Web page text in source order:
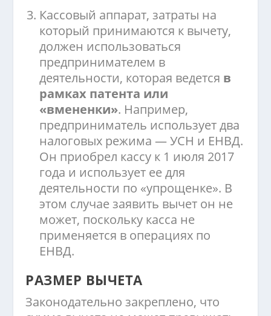
Кассовый аппарат, затраты на
который принимаются к вычету,
должен использоваться
предпринимателем в
деятельности, которая ведется в
рамках патента или
«вмененки». Например,
предприниматель использует два
налоговых режима — УСН и ЕНВД.
Он приобрел кассу к 1 июля 2017
года и использует ее для
деятельности по «упрощенке». В
этом случае заявить вычет он не
может, поскольку касса не
применяется в операциях по
ЕНВД.
РАЗМЕР ВЫЧЕТА
Законодательно закреплено, что